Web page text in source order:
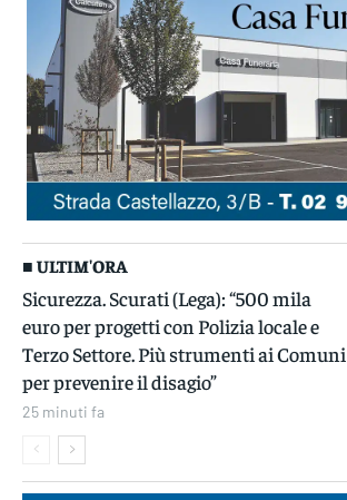
■ ULTIM'ORA
Sicurezza. Scurati (Lega): “500 mila
euro per progetti con Polizia locale e
Terzo Settore. Più strumenti ai Comuni
per prevenire il disagio”
25 minuti fa